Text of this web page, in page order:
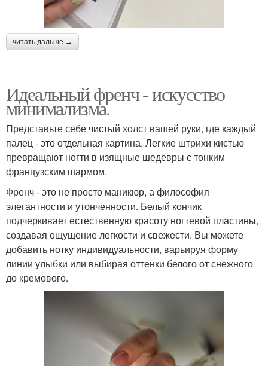
читать дальше →
Идеальный френч - искусство
минимализма.
Представьте себе чистый холст вашей руки, где каждый
палец - это отдельная картина. Легкие штрихи кистью
превращают ногти в изящные шедевры с тонким
французским шармом.
Френч - это не просто маникюр, а философия
элегантности и утонченности. Белый кончик
подчеркивает естественную красоту ногтевой пластины,
создавая ощущение легкости и свежести. Вы можете
добавить нотку индивидуальности, варьируя форму
линии улыбки или выбирая оттенки белого от снежного
до кремового.